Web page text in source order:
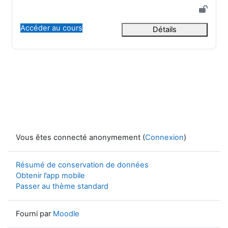
Accéder au cours Détails
Vous êtes connecté anonymement (Connexion)
Résumé de conservation de données
Obtenir l’app mobile
Passer au thème standard
Fourni par Moodle